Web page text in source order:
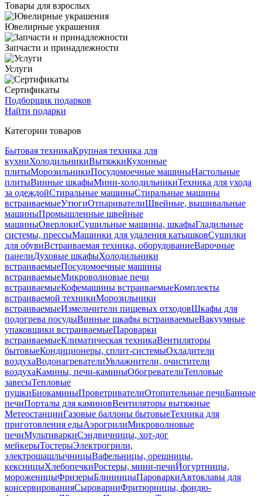
Товары для взрослых
Ювелирные украшения
Запчасти и принадлежности
Услуги
Сертификаты
Подборщик подарков
Найти подарки
Категории товаров
Бытовая техникаКрупная техника для
кухниХолодильникиВытяжкиКухонные
плитыМорозильникиПосудомоечные машиныНастольные
плитыВинные шкафыМини-холодильникиТехника для ухода
за одеждойСтиральные машиныСтиральные машины
встраиваемыеУтюгиОтпаривателиШвейные, вышивальные
машиныПромышленные швейные
машиныОверлокиСушильные машины, шкафыГладильные
системы, прессыМашинки для удаления катышковСушилки
для обувиВстраиваемая техника, оборудованиеВарочные
панелиДуховые шкафыХолодильники
встраиваемыеПосудомоечные машины
встраиваемыеМикроволновые печи
встраиваемыеКофемашины встраиваемыеКомплекты
встраиваемой техникиМорозильники
встраиваемыеИзмельчители пищевых отходовШкафы для
подогрева посудыВинные шкафы встраиваемыеВакуумные
упаковщики встраиваемыеПароварки
встраиваемыеКлиматическая техникаВентиляторы
бытовыеКондиционеры, сплит-системыОхладители
воздухаВодонагревателиУвлажнители, очистители
воздухаКамины, печи-каминыОбогревателиТепловые
завесыТепловые
пушкиБиокаминыПроветривателиОтопительные печиБанные
печиПорталы для каминовВентиляторы вытяжные
МетеостанцииГазовые баллоны бытовыеТехника для
приготовления едыАэрогрилиМикроволновые
печиМультиваркиСэндвичницы, хот-дог
мейкерыТостерыЭлектрогрили,
электрошашлычницыВафельницы, орешницы,
кексницыХлебопечкиРостеры, мини-печиЙогуртницы,
мороженицыФризерыБлинницыПароваркиАвтоклавы для
консервированияСыроварниФритюрницы, фондю-